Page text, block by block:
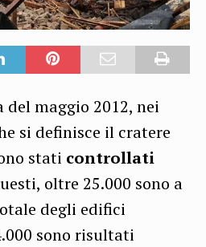
del maggio 2012, nei
si definisce il cratere
stati controllati
oltre 25.000 sono a
degli edifici
sono risultati